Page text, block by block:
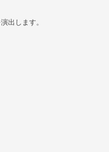
出します。